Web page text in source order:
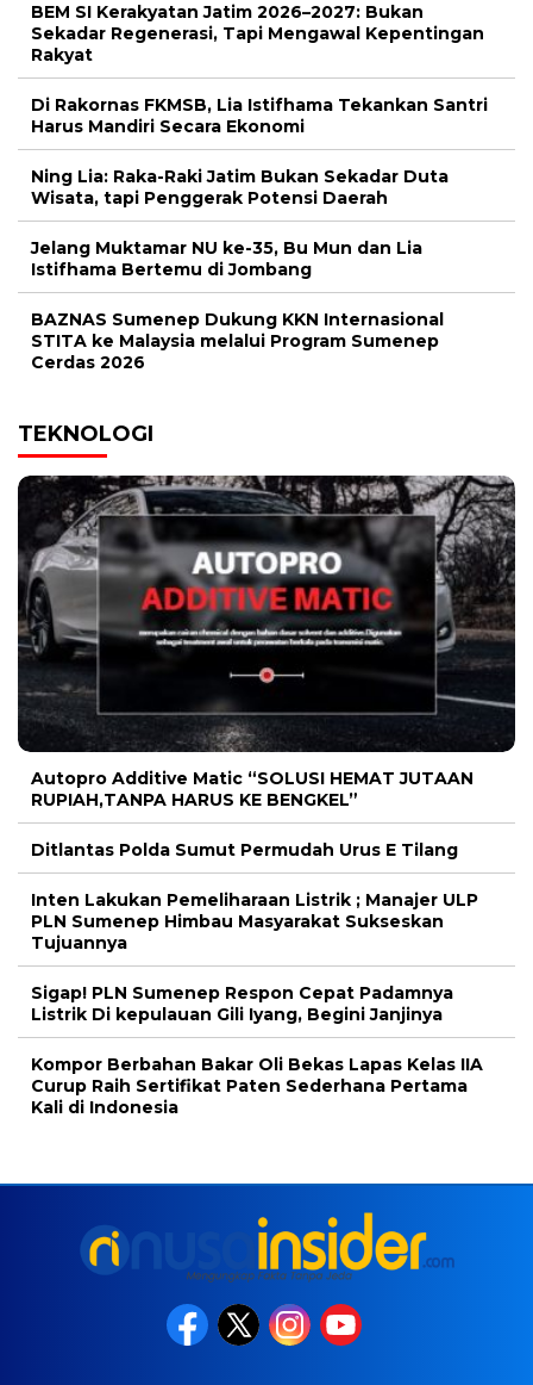
BEM SI Kerakyatan Jatim 2026–2027: Bukan
Sekadar Regenerasi, Tapi Mengawal Kepentingan
Rakyat
Di Rakornas FKMSB, Lia Istifhama Tekankan Santri
Harus Mandiri Secara Ekonomi
Ning Lia: Raka-Raki Jatim Bukan Sekadar Duta
Wisata, tapi Penggerak Potensi Daerah
Jelang Muktamar NU ke-35, Bu Mun dan Lia
Istifhama Bertemu di Jombang
BAZNAS Sumenep Dukung KKN Internasional
STITA ke Malaysia melalui Program Sumenep
Cerdas 2026
TEKNOLOGI
Autopro Additive Matic “SOLUSI HEMAT JUTAAN
RUPIAH,TANPA HARUS KE BENGKEL”
Ditlantas Polda Sumut Permudah Urus E Tilang
Inten Lakukan Pemeliharaan Listrik ; Manajer ULP
PLN Sumenep Himbau Masyarakat Sukseskan
Tujuannya
Sigap! PLN Sumenep Respon Cepat Padamnya
Listrik Di kepulauan Gili Iyang, Begini Janjinya
Kompor Berbahan Bakar Oli Bekas Lapas Kelas IIA
Curup Raih Sertifikat Paten Sederhana Pertama
Kali di Indonesia